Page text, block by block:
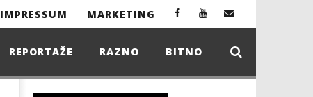
IMPRESSUM MARKETING
REPORTAŽE RAZNO BITNO